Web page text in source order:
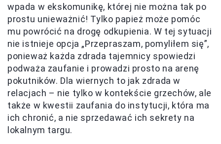
wpada w ekskomunikę, której nie można tak po
prostu unieważnić! Tylko papież może pomóc
mu powrócić na drogę odkupienia. W tej sytuacji
nie istnieje opcja „Przepraszam, pomyliłem się”,
ponieważ każda zdrada tajemnicy spowiedzi
podważa zaufanie i prowadzi prosto na arenę
pokutników. Dla wiernych to jak zdrada w
relacjach – nie tylko w kontekście grzechów, ale
także w kwestii zaufania do instytucji, która ma
ich chronić, a nie sprzedawać ich sekrety na
lokalnym targu.